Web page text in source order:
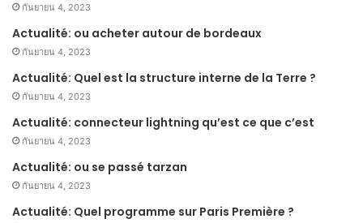
กันยายน 4, 2023
Actualité: ou acheter autour de bordeaux
กันยายน 4, 2023
Actualité: Quel est la structure interne de la Terre ?
กันยายน 4, 2023
Actualité: connecteur lightning qu’est ce que c’est
กันยายน 4, 2023
Actualité: ou se passé tarzan
กันยายน 4, 2023
Actualité: Quel programme sur Paris Première ?